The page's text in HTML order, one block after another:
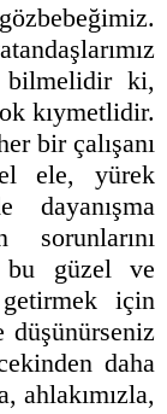
ki,
kıymetlidir.
bir çalışanı
ele, yürek
bu güzel ve
için
düşünürseniz
daha
ahlakımızla,